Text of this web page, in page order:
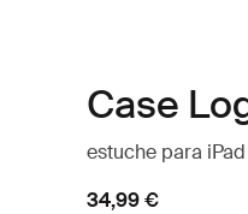
Case
estuche para
34,99 €